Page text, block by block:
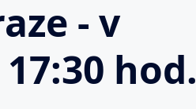
- v
hod.